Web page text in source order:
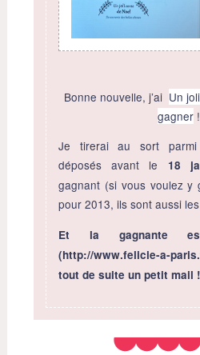
Bonne nouvelle, j’ai Un
gagner !
Je tirerai au sort parmi
déposés avant le
18
gagnant (si vous voulez y
pour 2013, ils sont aussi
Et la gagnante
(http://www.felicie-a-
tout de suite un petit mail !